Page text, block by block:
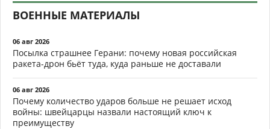
ВОЕННЫЕ МАТЕРИАЛЫ
06 авг 2026
Посылка страшнее Герани: почему новая российская
ракета-дрон бьёт туда, куда раньше не доставали
06 авг 2026
Почему количество ударов больше не решает исход
войны: швейцарцы назвали настоящий ключ к
преимуществу